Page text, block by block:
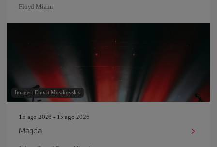
Floyd Miami
Imagen: Emvat Mosakovskis
15 ago 2026 - 15 ago 2026
Magda